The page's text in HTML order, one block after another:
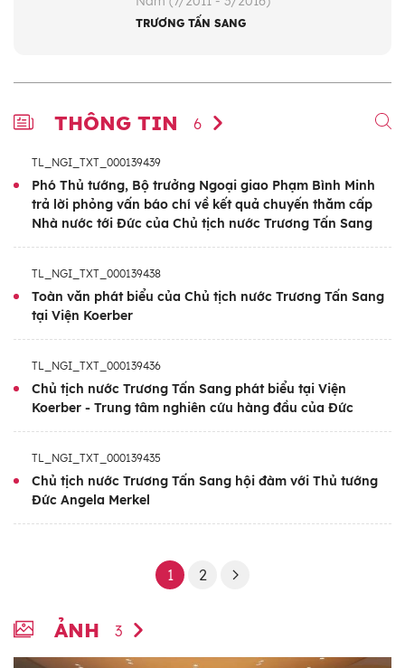
TRƯƠNG TẤN SANG
THÔNG TIN 6
TL_NGI_TXT_000139439
Phó Thủ tướng, Bộ trưởng Ngoại giao Phạm Bình Minh
trả lời phỏng vấn báo chí về kết quả chuyến thăm cấp
Nhà nước tới Đức của Chủ tịch nước Trương Tấn Sang
TL_NGI_TXT_000139438
Toàn văn phát biểu của Chủ tịch nước Trương Tấn Sang
tại Viện Koerber
TL_NGI_TXT_000139436
Chủ tịch nước Trương Tấn Sang phát biểu tại Viện
Koerber - Trung tâm nghiên cứu hàng đầu của Đức
TL_NGI_TXT_000139435
Chủ tịch nước Trương Tấn Sang hội đàm với Thủ tướng
Đức Angela Merkel
1 2
ẢNH 3